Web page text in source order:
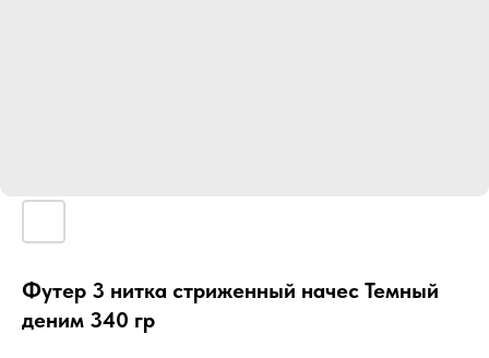
Футер 3 нитка стриженный начес Темный
деним 340 гр